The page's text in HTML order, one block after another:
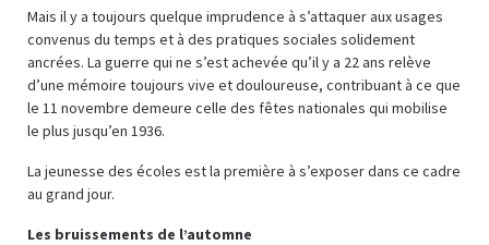
Mais il y a toujours quelque imprudence à s’attaquer aux usages
convenus du temps et à des pratiques sociales solidement
ancrées. La guerre qui ne s’est achevée qu’il y a 22 ans relève
d’une mémoire toujours vive et douloureuse, contribuant à ce que
le 11 novembre demeure celle des fêtes nationales qui mobilise
le plus jusqu’en 1936.
La jeunesse des écoles est la première à s’exposer dans ce cadre
au grand jour.
Les bruissements de l’automne